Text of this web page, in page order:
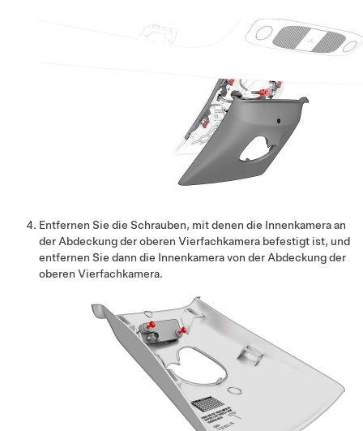
Entfernen Sie die Schrauben, mit denen die Innenkamera an
der Abdeckung der oberen Vierfachkamera befestigt ist, und
entfernen Sie dann die Innenkamera von der Abdeckung der
oberen Vierfachkamera.